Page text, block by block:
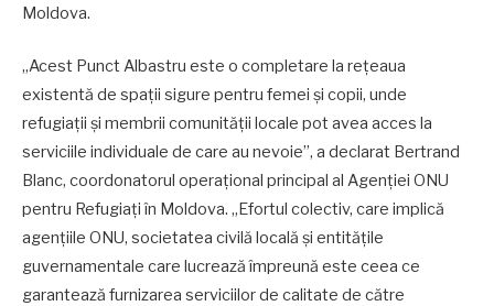
Moldova.
„Acest Punct Albastru este o completare la rețeaua
existentă de spații sigure pentru femei și copii, unde
refugiații și membrii comunității locale pot avea acces la
serviciile individuale de care au nevoie”, a declarat Bertrand
Blanc, coordonatorul operațional principal al Agenției ONU
pentru Refugiați în Moldova. „Efortul colectiv, care implică
agențiile ONU, societatea civilă locală și entitățile
guvernamentale care lucrează împreună este ceea ce
garantează furnizarea serviciilor de calitate de către